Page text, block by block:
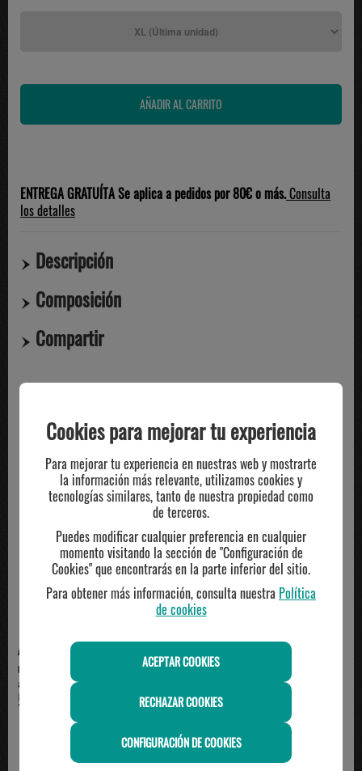
ENTREGA GRATUÍTA Se aplica a pedidos por 80€ o más.Consulta
los detalles
Descripción
Composición
Compartir
ADIDAS
pantalón de chandal hombre
adidas FEELCOZY , ma...
50.00€
Pantalón de Chándal Adidas
Algodón 3 Bandas con...
49.95€
Cookies para mejorar tu experiencia
Para mejorar tu experiencia en nuestras web y mostrarte
la información más relevante, utilizamos cookies y
tecnologías similares, tanto de nuestra propiedad como
de terceros.
Puedes modificar cualquier preferencia en cualquier
momento visitando la sección de "Configuración de
Cookies" que encontrarás en la parte inferior del sitio.
Para obtener más información, consulta nuestra Política
de cookies
ACEPTAR COOKIES
RECHAZAR COOKIES
CONFIGURACIÓN DE COOKIES